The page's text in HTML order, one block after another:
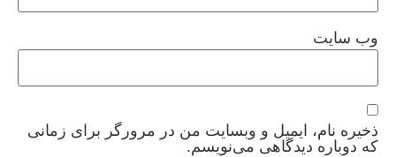
وب‌ سایت
ذخیره نام، ایمیل و وبسایت من در مرورگر برای زمانی
که دوباره دیدگاهی می‌نویسم.